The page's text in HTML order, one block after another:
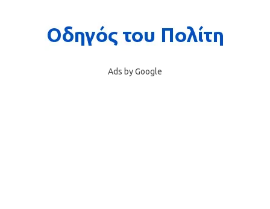
Ads by Google